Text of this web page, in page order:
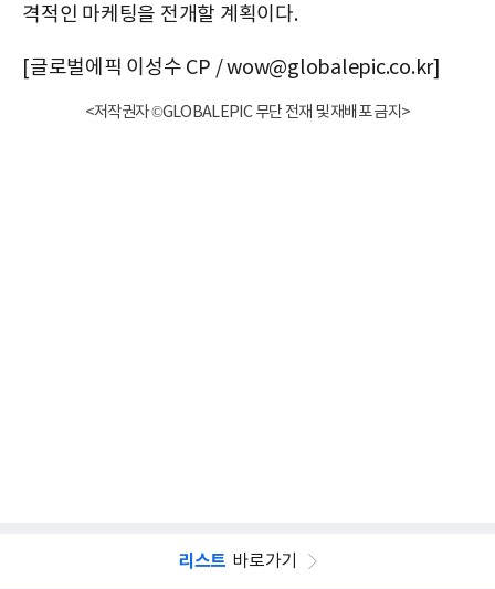
격적인 마케팅을 전개할 계획이다.
[글로벌에픽 이성수 CP / wow@globalepic.co.kr]
<저작권자 ©GLOBALEPIC 무단 전재 및 재배포 금지>
리스트 바로가기